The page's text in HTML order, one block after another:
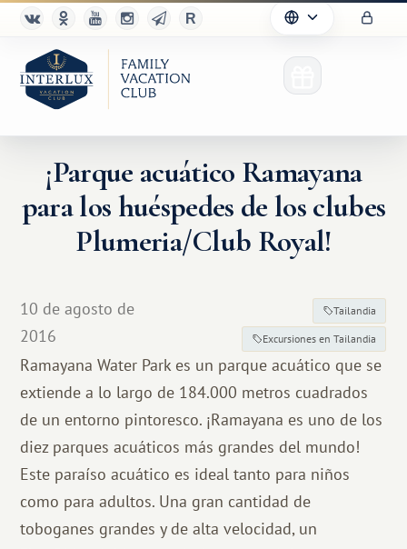
¡Parque acuático Ramayana
para los huéspedes de los clubes
Plumeria/Club Royal!
10 de agosto de
2016
Tailandia
Excursiones en Tailandia
Ramayana Water Park es un parque acuático que se
extiende a lo largo de 184.000 metros cuadrados
de un entorno pintoresco. ¡Ramayana es uno de los
diez parques acuáticos más grandes del mundo!
Este paraíso acuático es ideal tanto para niños
como para adultos. Una gran cantidad de
toboganes grandes y de alta velocidad, un